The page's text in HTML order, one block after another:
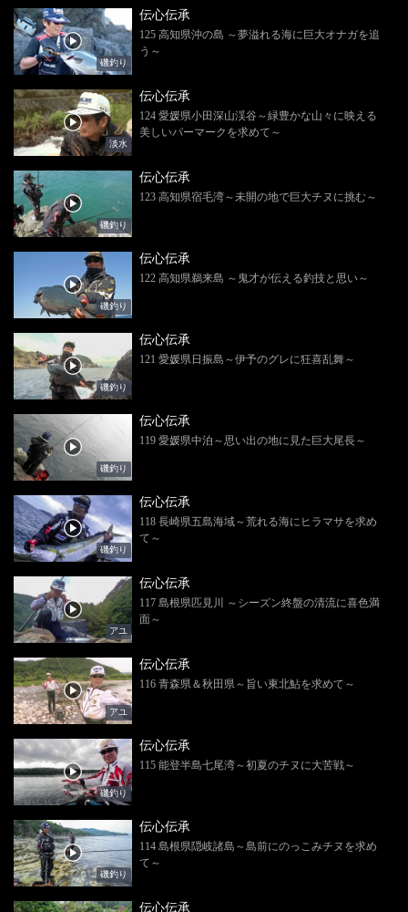
磯釣り
伝心伝承
125 高知県沖の島 ～夢溢れる海に巨大オナガを追
う～
淡水
伝心伝承
124 愛媛県小田深山渓谷～緑豊かな山々に映える
美しいパーマークを求めて～
磯釣り
伝心伝承
123 高知県宿毛湾～未開の地で巨大チヌに挑む～
磯釣り
伝心伝承
122 高知県鵜来島 ～鬼才が伝える釣技と思い～
磯釣り
伝心伝承
121 愛媛県日振島～伊予のグレに狂喜乱舞～
磯釣り
伝心伝承
119 愛媛県中泊～思い出の地に見た巨大尾長～
磯釣り
伝心伝承
118 長崎県五島海域～荒れる海にヒラマサを求め
て～
アユ
伝心伝承
117 島根県匹見川 ～シーズン終盤の清流に喜色満
面～
アユ
伝心伝承
116 青森県＆秋田県～旨い東北鮎を求めて～
磯釣り
伝心伝承
115 能登半島七尾湾～初夏のチヌに大苦戦～
磯釣り
伝心伝承
114 島根県隠岐諸島～島前にのっこみチヌを求め
て～
伝心伝承